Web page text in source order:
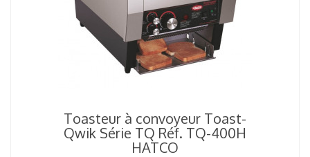
Toasteur à convoyeur Toast-
Qwik Série TQ Réf. TQ-400H
HATCO